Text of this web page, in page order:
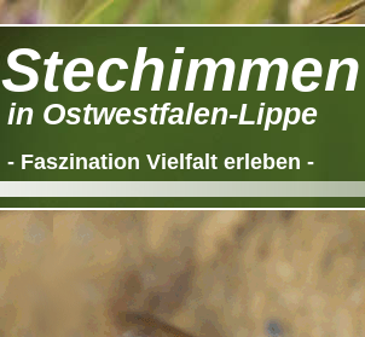
Stechimmen
in Ostwestfalen-Lippe
- Faszination Vielfalt erleben -